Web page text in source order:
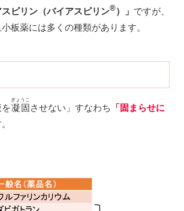
スピリン（バイアスピリン®）」 ですが、
板薬には多くの種類があります。
凝固
ぎょうこ
させない」すなわち
「固まらせに